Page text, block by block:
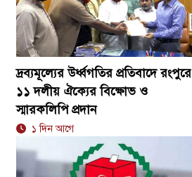
দ্রব্যমূল্যের উর্ধ্বগতির প্রতিবাদে রংপুরে
১১ দলীয় ঐক্যের বিক্ষোভ ও
স্মারকলিপি প্রদান
১ দিন আগে